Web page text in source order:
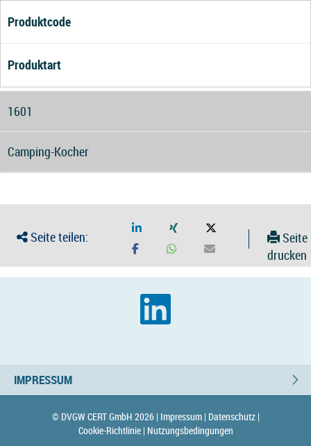
Produktcode
Produktart
1601
Camping-Kocher
Seite teilen:
Seite
drucken
IMPRESSUM
© DVGW CERT GmbH 2026 | Impressum | Datenschutz |
Cookie-Richtlinie | Nutzungsbedingungen